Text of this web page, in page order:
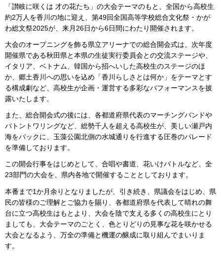
「讃岐に咲くは 才の花たち」の大会テーマのもと、全国から高校生
約2万人を香川の地に迎え、第49回全国高等学校総合文化祭・かが
わ総文祭2025が、来月26日から6日間にわたり開催されます。
大会のオープニングを飾る県立アリーナでの総合開会式は、次年度
開催県である秋田県と本県の生徒実行委員会との交流ステージや、
イタリア、ベトナム、韓国から招へいした高校生のステージのほ
か、郷土香川への思いを込め「香川らしさとは何か」をテーマとす
る構成劇など、高校生が企画・運営する多彩なパフォーマンスを披
露いたします。
また、総合開会式の後には、各都道府県代表のマーチングバンドや
バトントワリングなど、総勢千人を超える高校生が、美しい瀬戸内
海をバックに、玉藻公園北側の水城通りを行進する圧巻のパレード
を準備しております。
この開会行事をはじめとして、合唱や書道、花いけバトルなど、全
23部門の大会を、県内各地で開催することとしております。
本番まで1か月余りとなりましたが、引き続き、県議会をはじめ、県
民の皆様のご理解とご協力を賜り、各都道府県を代表して晴れの舞
台に立つ高校生はもとより、大会を陰で支える多くの高校生にとり
ましても、大会テーマのごとく、色とりどりの見事な花を咲かせる
大会となるよう、万全の準備と機運の醸成に取り組んでまいりま
す。